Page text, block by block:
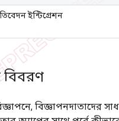
ইন্টিগ্রেশন
বিবরণ
বিজ্ঞাপনদাতাদের